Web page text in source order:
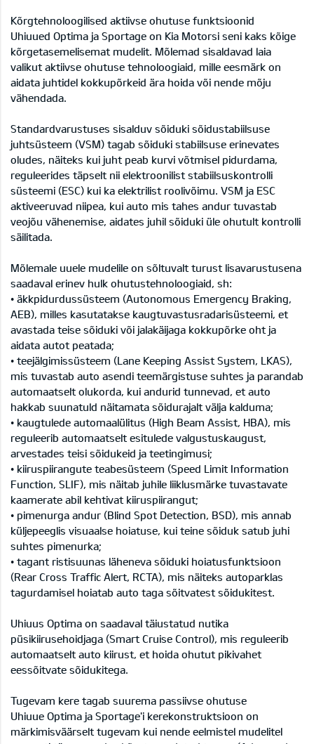
Kõrgtehnoloogilised aktiivse ohutuse funktsioonid
Uhiuued Optima ja Sportage on Kia Motorsi seni kaks kõige
kõrgetasemelisemat mudelit. Mõlemad sisaldavad laia
valikut aktiivse ohutuse tehnoloogiaid, mille eesmärk on
aidata juhtidel kokkupõrkeid ära hoida või nende mõju
vähendada.
Standardvarustuses sisalduv sõiduki sõidustabiilsuse
juhtsüsteem (VSM) tagab sõiduki stabiilsuse erinevates
oludes, näiteks kui juht peab kurvi võtmisel pidurdama,
reguleerides täpselt nii elektroonilist stabiilsuskontrolli
süsteemi (ESC) kui ka elektrilist roolivõimu. VSM ja ESC
aktiveeruvad niipea, kui auto mis tahes andur tuvastab
veojõu vähenemise, aidates juhil sõiduki üle ohutult kontrolli
säilitada.
Mõlemale uuele mudelile on sõltuvalt turust lisavarustusena
saadaval erinev hulk ohutustehnoloogiaid, sh:
• äkkpidurdussüsteem (Autonomous Emergency Braking,
AEB), milles kasutatakse kaugtuvastusradarisüsteemi, et
avastada teise sõiduki või jalakäijaga kokkupõrke oht ja
aidata autot peatada;
• teejälgimissüsteem (Lane Keeping Assist System, LKAS),
mis tuvastab auto asendi teemärgistuse suhtes ja parandab
automaatselt olukorda, kui andurid tunnevad, et auto
hakkab suunatuld näitamata sõidurajalt välja kalduma;
• kaugtulede automaalülitus (High Beam Assist, HBA), mis
reguleerib automaatselt esitulede valgustuskaugust,
arvestades teisi sõidukeid ja teetingimusi;
• kiiruspiirangute teabesüsteem (Speed Limit Information
Function, SLIF), mis näitab juhile liiklusmärke tuvastavate
kaamerate abil kehtivat kiiruspiirangut;
• pimenurga andur (Blind Spot Detection, BSD), mis annab
küljepeeglis visuaalse hoiatuse, kui teine sõiduk satub juhi
suhtes pimenurka;
• tagant ristisuunas läheneva sõiduki hoiatusfunktsioon
(Rear Cross Traffic Alert, RCTA), mis näiteks autoparklas
tagurdamisel hoiatab auto taga sõitvatest sõidukitest.
Uhiuus Optima on saadaval täiustatud nutika
püsikiirusehoidjaga (Smart Cruise Control), mis reguleerib
automaatselt auto kiirust, et hoida ohutut pikivahet
eessõitvate sõidukitega.
Tugevam kere tagab suurema passiivse ohutuse
Uhiuue Optima ja Sportage'i kerekonstruktsioon on
märkimisväärselt tugevam kui nende eelmistel mudelitel